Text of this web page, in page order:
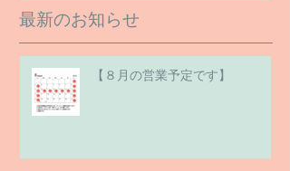
最新のお知らせ
【８月の営業予定です】